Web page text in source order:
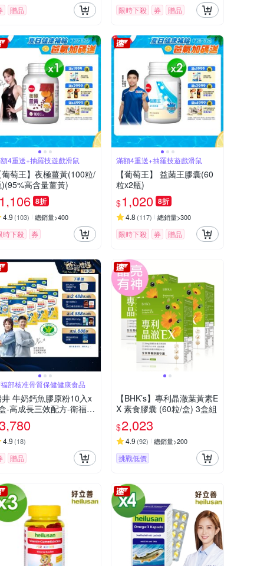
贈品 限時下殺 券 贈品
4重送+抽羅技遊戲滑鼠
葡萄王】夜極薑黃(100粒/
高含量薑黃)
1,106 8折
4.9 (103) 總銷量>400
時下殺 券
滿額4重送+抽羅技遊戲滑鼠
【葡萄王】 益菌王膠囊(60
粒x2瓶)
$1,020 8折
4.8 (117) 總銷量>300
限時下殺 券 贈品
部核准骨質保健健康食品
牛奶鈣魚膠原粉10入x
-高成長三效配方-衛福部
核准健康食品_速
4.9 (18)
贈品
【BHK’s】專利晶澈葉黃素E
X 素食膠囊 (60粒/盒) 3盒組
$2,023
4.9 (92) 總銷量>200
挑戰低價